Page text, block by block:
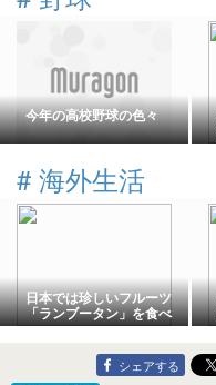
今年の高校野球の色々
# 海外生活
日本では珍しいフルーツ
「ランブータン」を食べ
てみた
シェアする